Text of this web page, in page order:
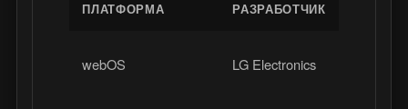
ПЛАТФОРМА РАЗРАБОТЧИК
webOS LG Electronics